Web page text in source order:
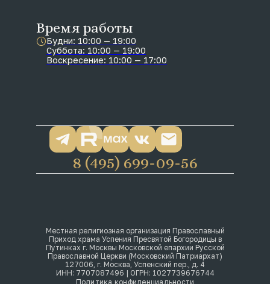
Местная религиозная организация Православный
Приход храма Успения Пресвятой Богородицы в
Путинках г. Москвы Московской епархии Русской
Православной Церкви (Московский Патриархат)
127006, г. Москва, Успенский пер., д. 4
ИНН: 7707087496 | ОГРН: 1027739676744
Политика конфиденциальности
8 (495) 699-09-56
Время работы
Будни: 10:00 — 19:00
Суббота: 10:00 — 19:00
Воскресение: 10:00 — 17:00